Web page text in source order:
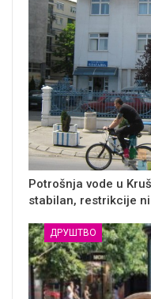
Potrošnja vode u
stabilan, restrikcije
ДРУШТВО